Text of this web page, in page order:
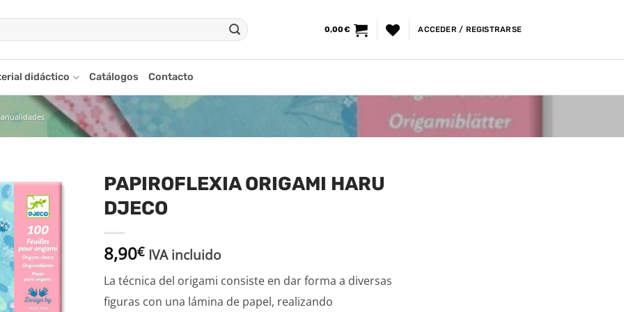
0,00€ ACCEDER / REGISTRARSE
didáctico Catálogos Contacto
Añadir
a la
lista
de
deseos
PAPIROFLEXIA ORIGAMI HARU
DJECO
8,90€ IVA incluido
La técnica del origami consiste en dar forma a diversas
figuras con una lámina de papel, realizando